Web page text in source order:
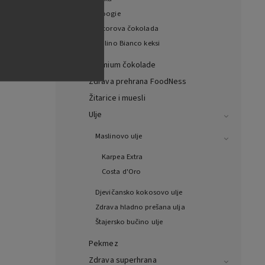
Woogie
Witorova čokolada
Mulino Bianco keksi
Premium čokolade
Zdrava prehrana FoodNess
Žitarice i muesli
Ulje
Maslinovo ulje
Karpea Extra
Costa d'Oro
Djevičansko kokosovo ulje
Zdrava hladno prešana ulja
Štajersko bučino ulje
Pekmez
Zdrava superhrana